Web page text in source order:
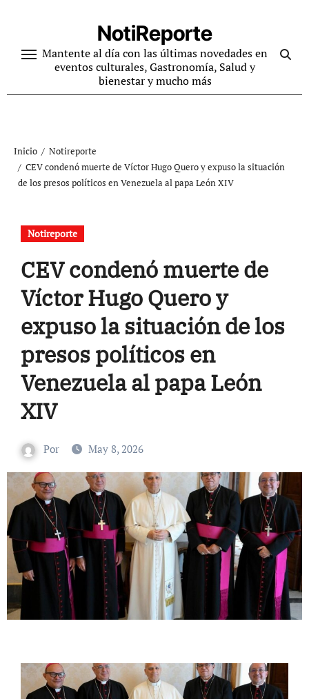
contenido
NotiReporte
Mantente al día con las últimas novedades en
eventos culturales, Gastronomía, Salud y
bienestar y mucho más
Inicio
Notireporte
CEV condenó muerte de Víctor Hugo Quero y expuso la situación
de los presos políticos en Venezuela al papa León XIV
Notireporte
CEV condenó muerte de
Víctor Hugo Quero y
expuso la situación de los
presos políticos en
Venezuela al papa León
XIV
Por May 8, 2026